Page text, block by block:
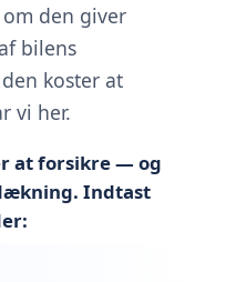
den giver
bilens
koster at
vi her.
at forsikre — og
Indtast